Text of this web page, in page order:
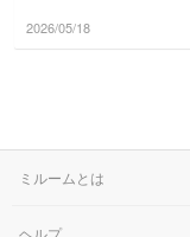
2026/05/18
ミルームとは
ヘルプ